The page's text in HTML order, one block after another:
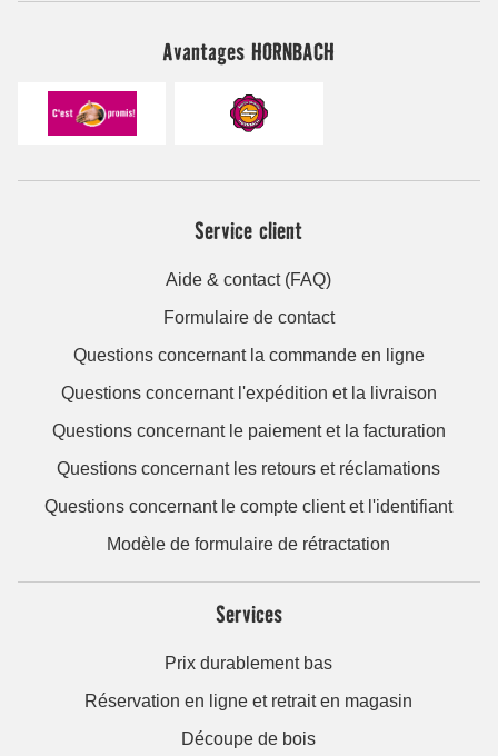
Avantages HORNBACH
Service client
Aide & contact (FAQ)
Formulaire de contact
Questions concernant la commande en ligne
Questions concernant l'expédition et la livraison
Questions concernant le paiement et la facturation
Questions concernant les retours et réclamations
Questions concernant le compte client et l'identifiant
Modèle de formulaire de rétractation
Services
Prix durablement bas
Réservation en ligne et retrait en magasin
Découpe de bois